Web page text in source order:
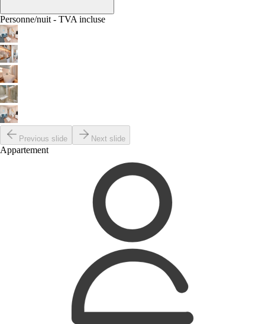
Personne/nuit - TVA incluse
Previous slide Next slide
Appartement